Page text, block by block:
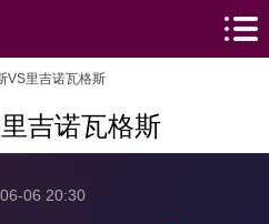
VS里吉诺瓦格斯
吉诺瓦格斯
06 20:30